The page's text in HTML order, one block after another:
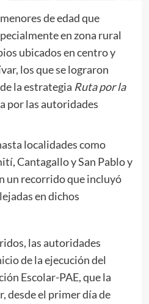
de edad que
en zona rural
ubicados en centro y
los que se lograron
la estrategia Ruta por la
por las autoridades
localidades como
Cantagallo y San Pablo y
un recorrido que incluyó
en dichos
las autoridades
de la ejecución del
Escolar-PAE, que la
desde el primer día de